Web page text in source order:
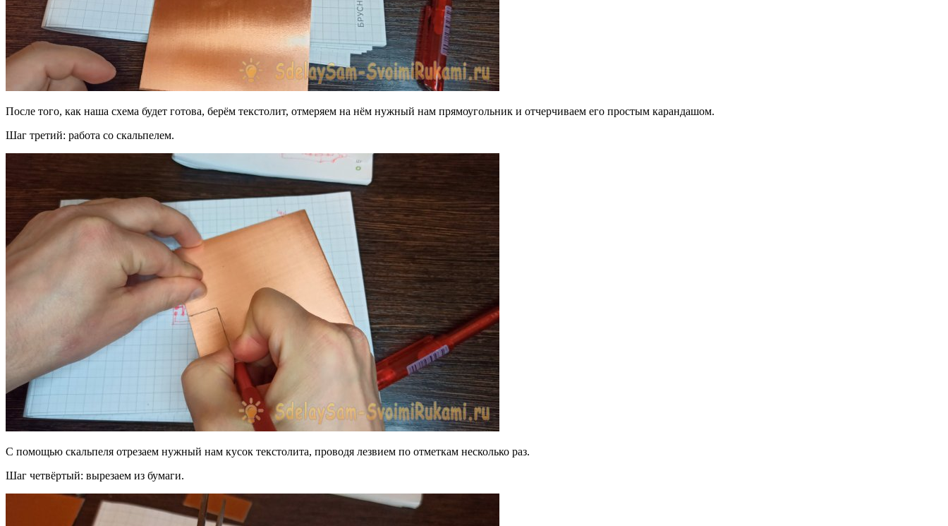
После того, как наша схема будет готова, берём текстолит, отмеряем на нём нужный нам прямоугольник и отчерчиваем его простым карандашом.
Шаг третий: работа со скальпелем.
С помощью скальпеля отрезаем нужный нам кусок текстолита, проводя лезвием по отметкам несколько раз.
Шаг четвёртый: вырезаем из бумаги.